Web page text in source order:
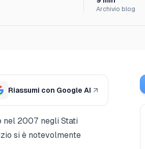
Archivio blog
Riassumi con Google AI
nel 2007 negli Stati
si è notevolmente